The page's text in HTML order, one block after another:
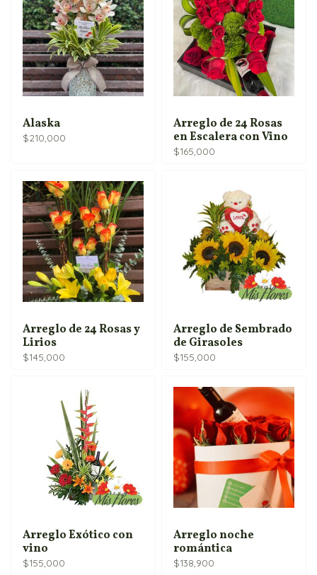
Alaska
$210,000
Arreglo de 24 Rosas
en Escalera con Vino
$165,000
Arreglo de 24 Rosas y
Lirios
$145,000
Arreglo de Sembrado
de Girasoles
$155,000
Arreglo Exótico con
vino
$155,000
Arreglo noche
romántica
$138,900